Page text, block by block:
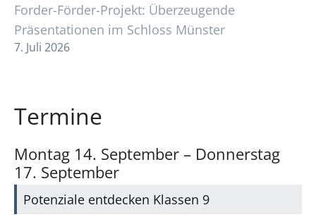
Forder-Förder-Projekt: Überzeugende
Präsentationen im Schloss Münster
7. Juli 2026
Termine
Montag 14. September – Donnerstag
17. September
Potenziale entdecken Klassen 9